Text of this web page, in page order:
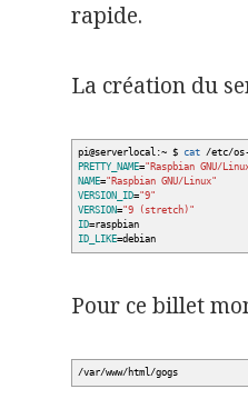
rapide.
La création du
pi@serverlocal:~ $ cat /etc/
PRETTY_NAME="Raspbian GNU/
NAME="Raspbian GNU/Linux"
VERSION_ID="9"
VERSION="9 (stretch)"
ID=raspbian
ID_LIKE=debian
Pour ce billet
/var/www/html/gogs